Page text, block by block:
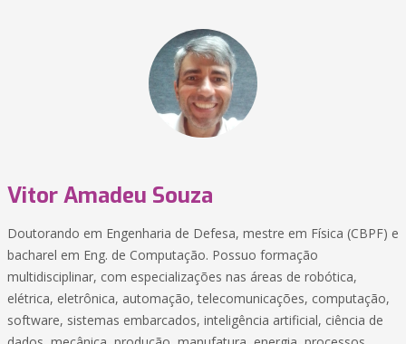
Vitor Amadeu Souza
Doutorando em Engenharia de Defesa, mestre em Física (CBPF) e
bacharel em Eng. de Computação. Possuo formação
multidisciplinar, com especializações nas áreas de robótica,
elétrica, eletrônica, automação, telecomunicações, computação,
software, sistemas embarcados, inteligência artificial, ciência de